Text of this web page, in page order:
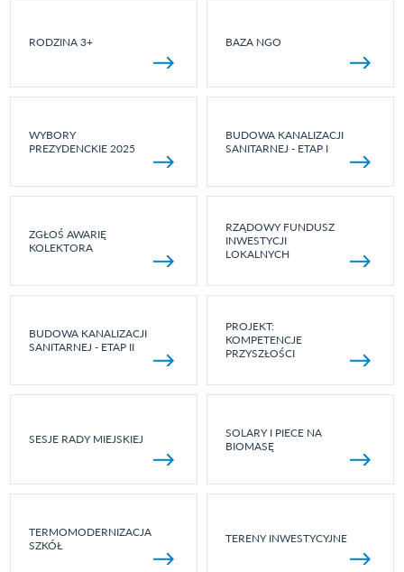
RODZINA 3+ BAZA NGO
WYBORY
PREZYDENCKIE 2025
BUDOWA KANALIZACJI
SANITARNEJ - ETAP I
ZGŁOŚ AWARIĘ
KOLEKTORA
RZĄDOWY FUNDUSZ
INWESTYCJI
LOKALNYCH
BUDOWA KANALIZACJI
SANITARNEJ - ETAP II
PROJEKT:
KOMPETENCJE
PRZYSZŁOŚCI
SESJE RADY MIEJSKIEJ
SOLARY I PIECE NA
BIOMASĘ
TERMOMODERNIZACJA
SZKÓŁ
TERENY INWESTYCYJNE